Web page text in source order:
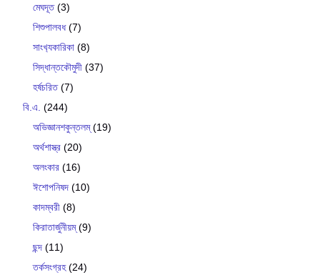
মেঘদূত(3)
শিশুপালবধ(7)
সাংখ‍্যকারিকা (8)
সিদ্ধান্তকৌমুদী (37)
হর্ষচরিত(7)
বি.এ. (244)
অভিজ্ঞানশকুন্তলম্(19)
অর্থশাস্ত্র (20)
অলংকার (16)
ঈশোপনিষদ (10)
কাদম্বরী (8)
কিরাতার্জুনীয়ম্(9)
ছন্দ (11)
তর্কসংগ্রহ(24)